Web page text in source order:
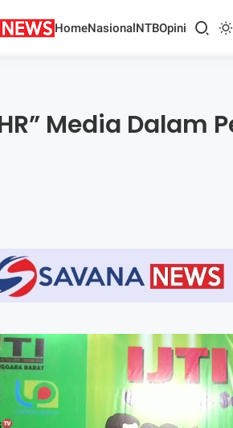
HomeNasionalNTBOpini
Media Dalam